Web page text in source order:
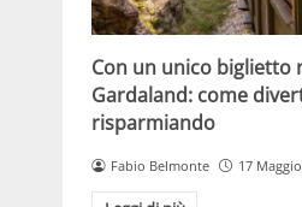
Con un unico biglietto
Gardaland: come
risparmiando
Fabio Belmonte 17